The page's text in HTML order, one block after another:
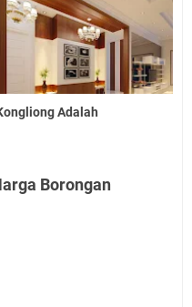
Adalah
Borongan